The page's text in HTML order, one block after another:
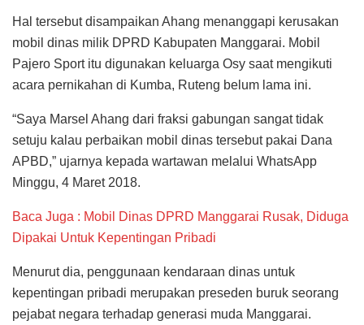
Hal tersebut disampaikan Ahang menanggapi kerusakan
mobil dinas milik DPRD Kabupaten Manggarai. Mobil
Pajero Sport itu digunakan keluarga Osy saat mengikuti
acara pernikahan di Kumba, Ruteng belum lama ini.
“Saya Marsel Ahang dari fraksi gabungan sangat tidak
setuju kalau perbaikan mobil dinas tersebut pakai Dana
APBD,” ujarnya kepada wartawan melalui WhatsApp
Minggu, 4 Maret 2018.
Baca Juga : Mobil Dinas DPRD Manggarai Rusak, Diduga
Dipakai Untuk Kepentingan Pribadi
Menurut dia, penggunaan kendaraan dinas untuk
kepentingan pribadi merupakan preseden buruk seorang
pejabat negara terhadap generasi muda Manggarai.